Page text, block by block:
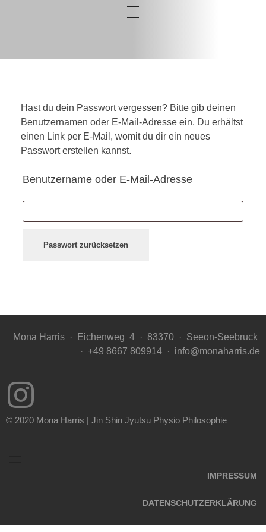
Hast du dein Passwort vergessen? Bitte gib deinen
Benutzernamen oder E-Mail-Adresse ein. Du erhältst
einen Link per E-Mail, womit du dir ein neues
Passwort erstellen kannst.
Benutzername oder E-Mail-Adresse
Passwort zurücksetzen
Mona Harris · Eichenweg 4 · 83370 · Seeon-Seebruck
· +49 8667 809914 · info@monaharris.de
© 2020 Mona Harris | Jin Shin Jyutsu Physio Philosophie
IMPRESSUM
DATENSCHUTZERKLÄRUNG